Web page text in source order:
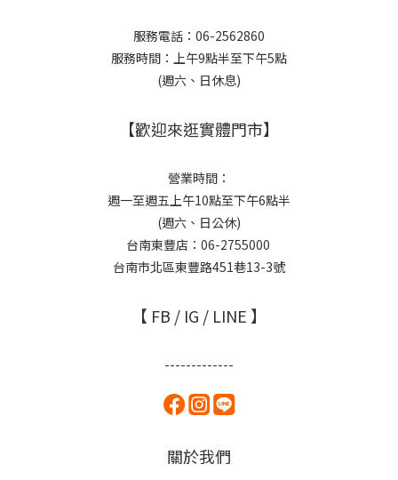
服務電話：06-2562860
服務時間：上午9點半至下午5點
(週六、日休息)
【歡迎來逛實體門市】
營業時間：
週一至週五上午10點至下午6點半
(週六、日公休)
台南東豐店：06-2755000
台南市北區東豐路451巷13-3號
【 FB / IG / LINE 】
-------------
關於我們